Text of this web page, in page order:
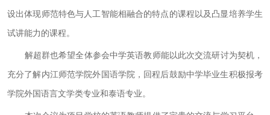
设出体现师范特色与人工智能相融合的特点的课程以及凸显培养学生
试讲能力的课程。
解超群也希望全体参会中学英语教师能以此次交流研讨为契机，
充分了解内江师范学院外国语学院，回程后鼓励中学毕业生积极报考
学院外国语言文学类专业和泰语专业。